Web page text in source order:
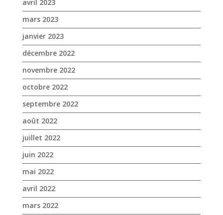
octobre 2022
septembre 2022
août 2022
juillet 2022
juin 2022
mai 2022
avril 2022
mars 2022
février 2022
janvier 2022
décembre 2021
novembre 2021
octobre 2021